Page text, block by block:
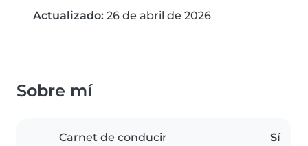
Actualizado: 26 de abril de 2026
Sobre mí
Carnet de conducir Sí